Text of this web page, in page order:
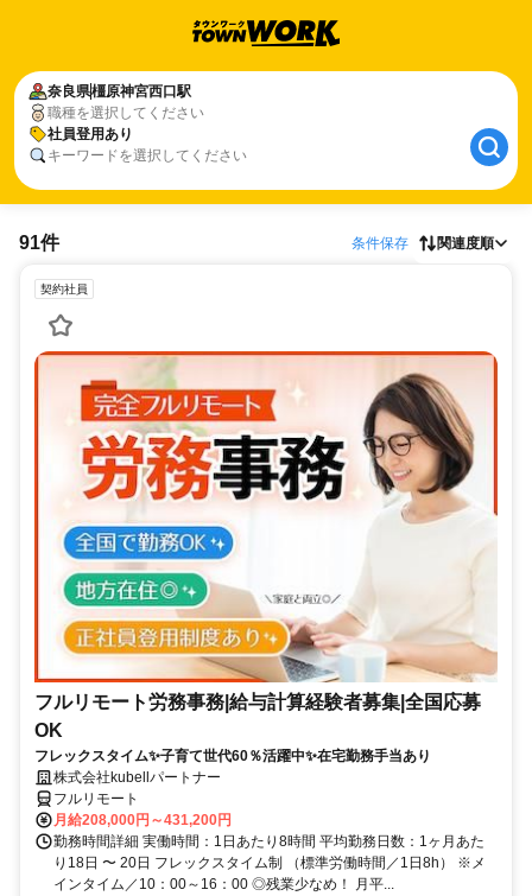
奈良県橿原神宮西口駅
職種を選択してください
社員登用あり
キーワードを選択してください
91件 条件保存 関連度順
契約社員
フルリモート労務事務|給与計算経験者募集|全国応募
OK
フレックスタイム✨子育て世代60％活躍中✨在宅勤務手当あり
株式会社kubellパートナー
フルリモート
月給208,000円～431,200円
勤務時間詳細 実働時間：1日あたり8時間 平均勤務日数：1ヶ月あた
り18日 〜 20日 フレックスタイム制 （標準労働時間／1日8h） ※メ
インタイム／10：00～16：00 ◎残業少なめ！ 月平...